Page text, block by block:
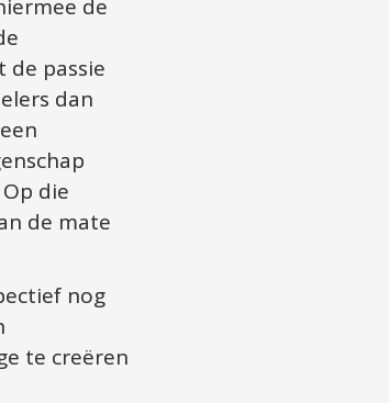
de
de passie
dan
die
de mate
nog
te creëren